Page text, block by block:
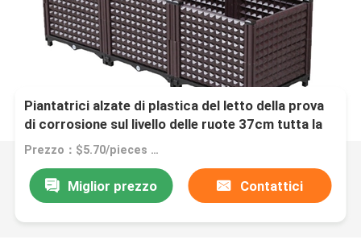
Piantatrici alzate di plastica del letto della prova
di corrosione sul livello delle ruote 37cm tutta la
stagione
Prezzo：$5.70/pieces 1-199 pieces
Miglior prezzo Contattici